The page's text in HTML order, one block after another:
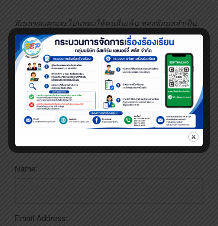
อีเมลของคุณจะไม่แสดงให้คนอื่นเห็น ช่องข้อมูลจำเป็น
ถูกทำเครื่องหมาย*
Message:
Name:
Email Address: